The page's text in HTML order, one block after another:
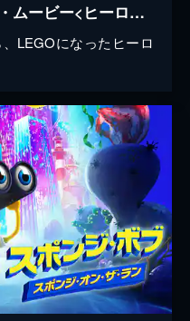
LEGO(R) バットマン：ザ・ムービー<ヒーロー大集合>
LEGOになったヒーロ